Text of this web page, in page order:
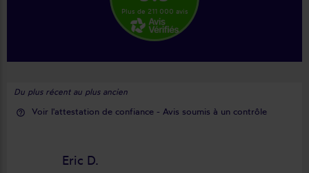
Plus de 211 000 avis
Du plus récent au plus ancien
help_outline Voir l'attestation de confiance - Avis soumis à un contrôle
Eric D.